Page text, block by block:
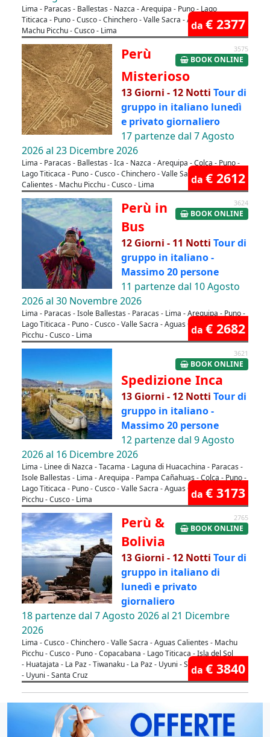
Lima - Paracas - Ballestas - Nazca - Arequipa - Puno - Lago
Titicaca - Puno - Cusco - Chinchero - Valle Sacra - Aguas Calientes -
Machu Picchu - Cusco - Lima
da € 2377
3575
BOOK ONLINE
Perù
Misterioso
13 Giorni - 12 Notti Tour di
gruppo in italiano lunedì
e privato giornaliero
17 partenze dal 7 Agosto
2026 al 23 Dicembre 2026
Lima - Paracas - Ballestas - Ica - Nazca - Arequipa - Colca - Puno -
Lago Titicaca - Puno - Cusco - Chinchero - Valle Sacra - Aguas
Calientes - Machu Picchu - Cusco - Lima
da € 2612
3624
BOOK ONLINE
Perù in
Bus
12 Giorni - 11 Notti Tour di
gruppo in italiano -
Massimo 20 persone
11 partenze dal 10 Agosto
2026 al 30 Novembre 2026
Lima - Paracas - Isole Ballestas - Paracas - Lima - Arequipa - Puno -
Lago Titicaca - Puno - Cusco - Valle Sacra - Aguas Calientes - Machu
Picchu - Cusco - Lima
da € 2682
3621
BOOK ONLINE
Spedizione Inca
13 Giorni - 12 Notti Tour di
gruppo in italiano -
Massimo 20 persone
12 partenze dal 9 Agosto
2026 al 16 Dicembre 2026
Lima - Linee di Nazca - Tacama - Laguna di Huacachina - Paracas -
Isole Ballestas - Lima - Arequipa - Pampa Cañahuas - Colca - Puno -
Lago Titicaca - Puno - Cusco - Valle Sacra - Aguas Calientes - Machu
Picchu - Cusco - Lima
da € 3173
2765
BOOK ONLINE
Perù &
Bolivia
13 Giorni - 12 Notti Tour di
gruppo in italiano di
lunedì e privato
giornaliero
18 partenze dal 7 Agosto 2026 al 21 Dicembre
2026
Lima - Cusco - Chinchero - Valle Sacra - Aguas Calientes - Machu
Picchu - Cusco - Puno - Copacabana - Lago Titicaca - Isla del Sol
- Huatajata - La Paz - Tiwanaku - La Paz - Uyuni - Salar di Uyuni
- Uyuni - Santa Cruz
da € 3840